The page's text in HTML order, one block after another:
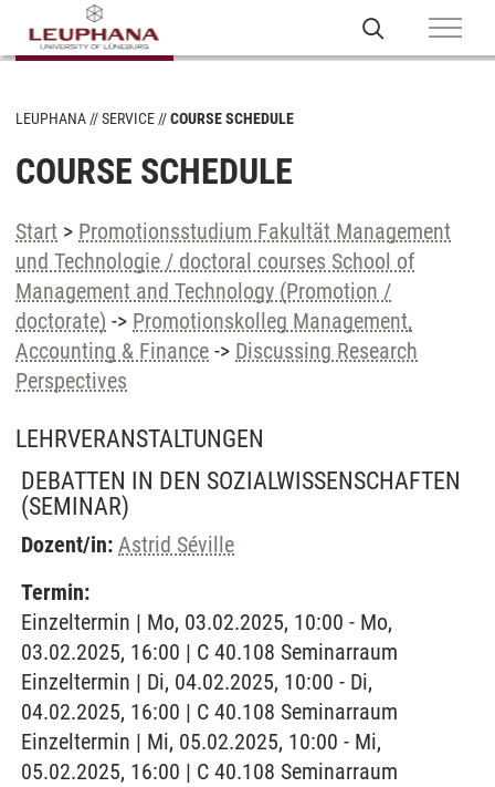
LEUPHANA SERVICE COURSE SCHEDULE
COURSE SCHEDULE
Start > Promotionsstudium Fakultät Management
und Technologie / doctoral courses School of
Management and Technology (Promotion /
doctorate) -> Promotionskolleg Management,
Accounting & Finance -> Discussing Research
Perspectives
LEHRVERANSTALTUNGEN
DEBATTEN IN DEN SOZIALWISSENSCHAFTEN
(SEMINAR)
Dozent/in: Astrid Séville
Termin:
Einzeltermin | Mo, 03.02.2025, 10:00 - Mo,
03.02.2025, 16:00 | C 40.108 Seminarraum
Einzeltermin | Di, 04.02.2025, 10:00 - Di,
04.02.2025, 16:00 | C 40.108 Seminarraum
Einzeltermin | Mi, 05.02.2025, 10:00 - Mi,
05.02.2025, 16:00 | C 40.108 Seminarraum